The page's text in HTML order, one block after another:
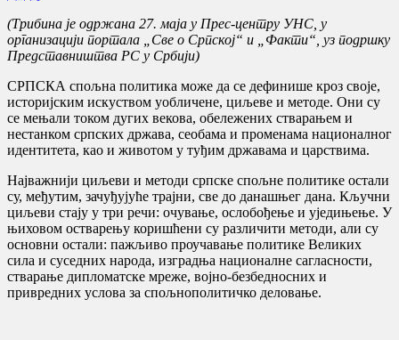
(Трибина је одржана 27. маја у Прес-центру УНС, у
организацији портала „Све о Српској“ и „Факти“, уз подршку
Представништва РС у Србији)
СРПСКА спољна политика може да се дефинише кроз своје,
историјским искуством уобличене, циљеве и методе. Они су
се мењали током дугих векова, обележених стварањем и
нестанком српских држава, сеобама и променама националног
идентитета, као и животом у туђим државама и царствима.
Најважнији циљеви и методи српске спољне политике остали
су, међутим, зачуђујуће трајни, све до данашњег дана. Кључни
циљеви стају у три речи: очување, ослобођење и уједињење. У
њиховом остварењу коришћени су различити методи, али су
основни остали: пажљиво проучавање политике Великих
сила и суседних народа, изградња националне сагласности,
стварање дипломатске мреже, војно-безбедносних и
привредних услова за спољнополитичко деловање.